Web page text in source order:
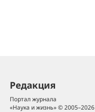
Редакция
Портал журнала
«Наука и жизнь» © 2005–2026